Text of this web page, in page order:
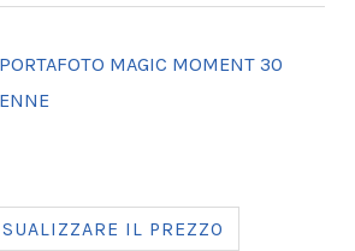
PORTAFOTO MAGIC MOMENT 30
ENNE
IL PREZZO